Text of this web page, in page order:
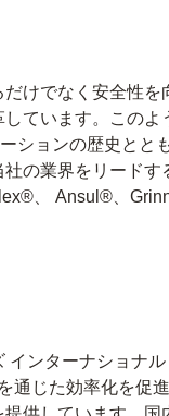
けでなく安全性
ています。この
ションの歴史と
の業界をリード
、 Ansul®、
ンターナショナ
じた効率化を促